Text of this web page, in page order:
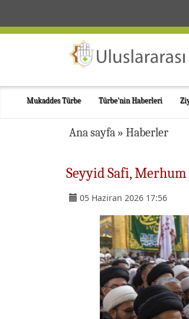
Mukaddes Türbe Türbe'nin Haberleri
Ana sayfa » Haberler
Seyyid Safi, Merhum
05 Haziran 2026 17:56